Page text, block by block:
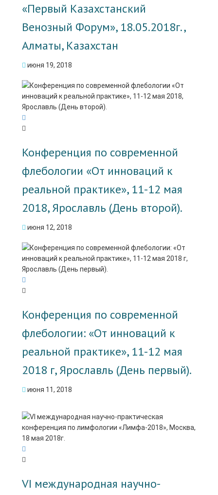
«Первый Казахстанский
Венозный Форум», 18.05.2018г.,
Алматы, Казахстан
июня 19, 2018
Конференция по современной
флебологии «От инноваций к
реальной практике», 11-12 мая
2018, Ярославль (День второй).
июня 12, 2018
Конференция по современной
флебологии: «От инноваций к
реальной практике», 11-12 мая
2018 г, Ярославль (День первый).
июня 11, 2018
VI международная научно-